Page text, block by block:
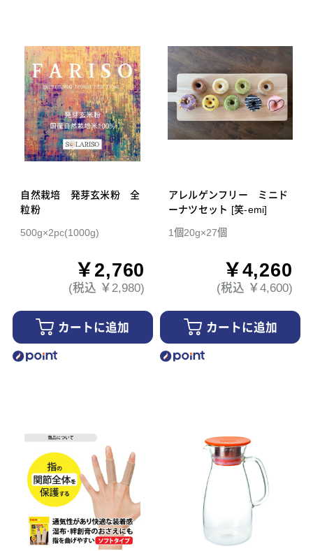
自然栽培 発芽玄米粉 全
粒粉
500g×2pc(1000g)
￥2,760
(税込 ￥2,980)
カートに追加
アレルゲンフリー ミニド
ーナツセット [笑-emi]
1個20g×27個
￥4,260
(税込 ￥4,600)
カートに追加